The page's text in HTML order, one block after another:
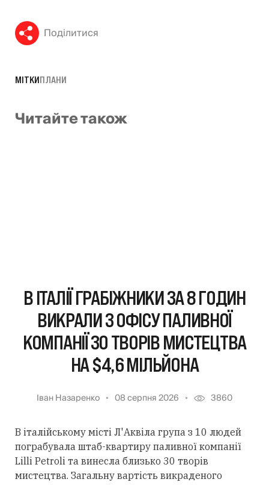
Поділитися
МІТКИПЛАНИ
Читайте також
В ІТАЛІЇ ГРАБІЖНИКИ ЗА 8 ГОДИН
ВИКРАЛИ З ОФІСУ ПАЛИВНОЇ
КОМПАНІЇ 30 ТВОРІВ МИСТЕЦТВА
НА $4,6 МІЛЬЙОНА
Іван Назаренко 08 серпня 2026 3860
В італійському місті Л'Аквіла група з 10 людей
пограбувала штаб-квартиру паливної компанії
Lilli Petroli та винесла близько 30 творів
мистецтва. Загальну вартість викраденого